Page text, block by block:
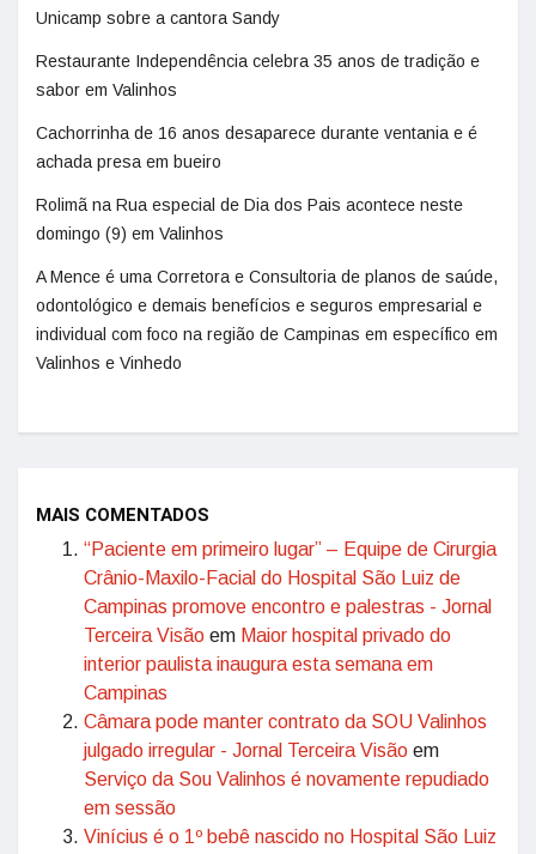
Unicamp sobre a cantora Sandy
Restaurante Independência celebra 35 anos de tradição e
sabor em Valinhos
Cachorrinha de 16 anos desaparece durante ventania e é
achada presa em bueiro
Rolimã na Rua especial de Dia dos Pais acontece neste
domingo (9) em Valinhos
A Mence é uma Corretora e Consultoria de planos de saúde,
odontológico e demais benefícios e seguros empresarial e
individual com foco na região de Campinas em específico em
Valinhos e Vinhedo
MAIS COMENTADOS
“Paciente em primeiro lugar” – Equipe de Cirurgia
Crânio-Maxilo-Facial do Hospital São Luiz de
Campinas promove encontro e palestras - Jornal
Terceira Visão em Maior hospital privado do
interior paulista inaugura esta semana em
Campinas
Câmara pode manter contrato da SOU Valinhos
julgado irregular - Jornal Terceira Visão em
Serviço da Sou Valinhos é novamente repudiado
em sessão
Vinícius é o 1º bebê nascido no Hospital São Luiz